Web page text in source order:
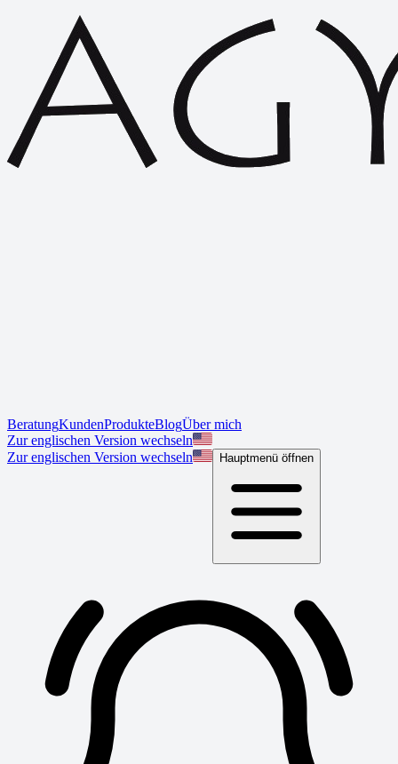
BeratungKundenProdukteBlogÜber mich
Zur englischen Version wechseln
Zur englischen Version wechseln
Hauptmenü öffnen